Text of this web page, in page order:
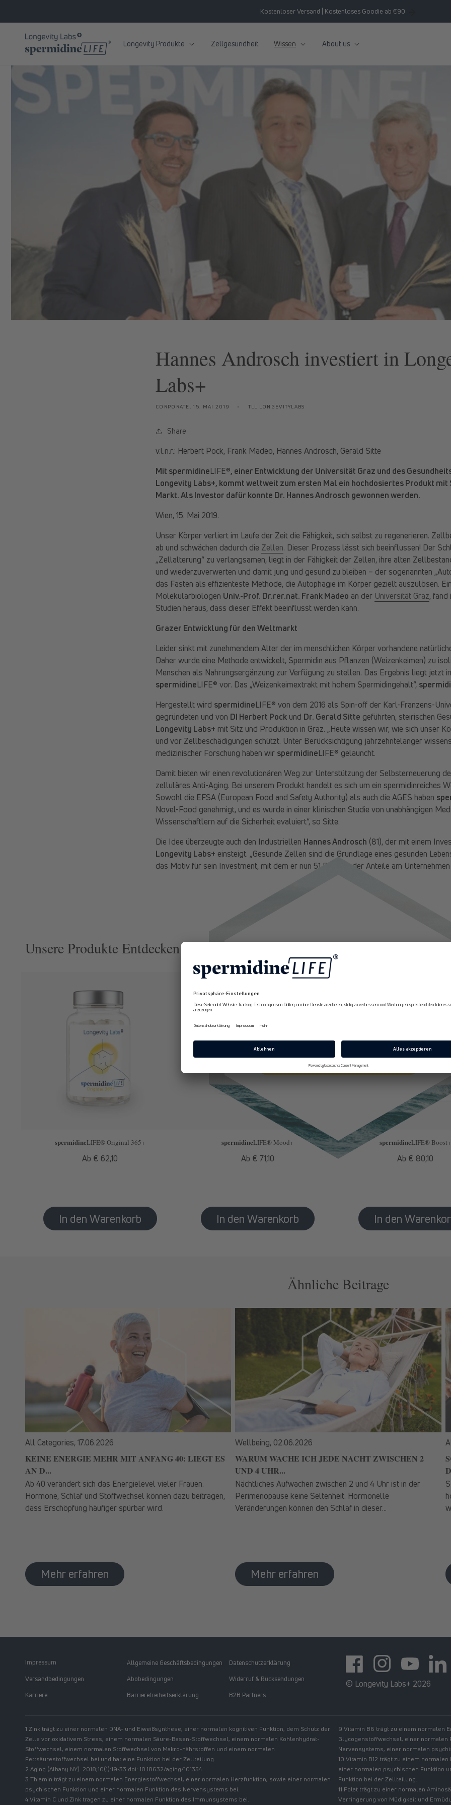
Inhalt
Kostenloser Versand | Kostenloses Goodie ab €90
Longevity Produkte Zellgesundheit Wissen About us
Hannes Androsch investiert in
Labs+
CORPORATE, 15. MAI 2019 TLL LONGEVITYLABS
Share
v.l.n.r.: Herbert Pock, Frank Madeo, Hannes Androsch, Gerald Sitte
Mit spermidineLIFE®, einer Entwicklung der Universität Graz und des
Longevity Labs+, kommt weltweit zum ersten Mal ein hochdosiertes Produkt mit
Markt. Als Investor dafür konnte Dr. Hannes Androsch gewonnen werden.
Wien, 15. Mai 2019.
Unser Körper verliert im Laufe der Zeit die Fähigkeit, sich selbst zu regenerieren.
ab und schwächen dadurch die Zellen. Dieser Prozess lässt sich beeinflussen! Der
„Zellalterung“ zu verlangsamen, liegt in der Fähigkeit der Zellen, ihre alten
und wiederzuverwerten und damit jung und gesund zu bleiben – der sogenannten
das Fasten als effizienteste Methode, die Autophagie im Körper gezielt auszulösen.
Molekularbiologen Univ.-Prof. Dr.rer.nat. Frank Madeo an der Universität Graz, fand
Studien heraus, dass dieser Effekt beeinflusst werden kann.
Grazer Entwicklung für den Weltmarkt
Leider sinkt mit zunehmendem Alter der im menschlichen Körper vorhandene
Daher wurde eine Methode entwickelt, Spermidin aus Pflanzen (Weizenkeimen) zu
Menschen als Nahrungsergänzung zur Verfügung zu stellen. Das Ergebnis liegt jetzt
spermidineLIFE® vor. Das „Weizenkeimextrakt mit hohem Spermidingehalt“,
Hergestellt wird spermidineLIFE® von dem 2016 als Spin-off der Karl-Franzens-
gegründeten und von DI Herbert Pock und Dr. Gerald Sitte geführten, steirischen
Longevity Labs+ mit Sitz und Produktion in Graz. „Heute wissen wir, wie sich unser
und vor Zellbeschädigungen schützt. Unter Berücksichtigung jahrzehntelanger
medizinischer Forschung haben wir spermidineLIFE® gelauncht.
Damit bieten wir einen revolutionären Weg zur Unterstützung der Selbsterneuerung
zelluläres Anti-Aging. Bei unserem Produkt handelt es sich um ein spermidinreiches
Sowohl die EFSA (European Food and Safety Authority) als auch die AGES haben
Novel-Food genehmigt, und es wurde in einer klinischen Studie von unabhängigen
Wissenschaftlern auf die Sicherheit evaluiert“, so Sitte.
Die Idee überzeugte auch den Industriellen Hannes Androsch (81), der mit einem
Longevity Labs+ einsteigt. „Gesunde Zellen sind die Grundlage eines gesunden
das Motiv für sein Investment, mit dem er nun 51 Prozent der Anteile am
Unsere Produkte Entdecken
spermidineLIFE® Original 365+
Normaler
Ab € 62,10
spermidineLIFE® Mood+
Normaler
Ab € 71,10
spermidineLIFE® Boost+
Normaler
Ab € 80,10
Ähnliche Beitrage
All Categories,17.06.2026
KEINE ENERGIE MEHR MIT ANFANG 40: LIEGT ES
AN D...
Ab 40 verändert sich das Energielevel vieler Frauen.
Hormone, Schlaf und Stoffwechsel können dazu beitragen,
dass Erschöpfung häufiger spürbar wird.
Mehr erfahren
Wellbeing, 02.06.2026
WARUM WACHE ICH JEDE NACHT ZWISCHEN 2
UND 4 UHR...
Nächtliches Aufwachen zwischen 2 und 4 Uhr ist in der
Perimenopause keine Seltenheit. Hormonelle
Veränderungen können den Schlaf in dieser...
Mehr erfahren
Impressum Allgemeine Geschäftsbedingungen
Datenschutzerklärung
Versandbedingungen
Abobedingungen
Widerruf & Rücksendungen
Karriere
Barrierefreiheitserklärung B2B Partners
FacebookInstagramYouTube
© Longevity Labs+ 2026
1 Zink trägt zu einer normalen DNA- und Eiweißsynthese, einer normalen kognitiven Funktion, dem Schutz der
Zelle vor oxidativem Stress, einem normalen Säure-Basen-Stoffwechsel, einem normalen Kohlenhydrat-
Stoffwechsel, einem normalen Stoffwechsel von Makro-nährstoffen und einem normalen
Fettsäurestoffwechsel bei und hat eine Funktion bei der Zellteilung.
2 Aging (Albany NY). 2018;10(1):19-33 doi: 10.18632/aging/101354.
3 Thiamin trägt zu einem normalen Energiestoffwechsel, einer normalen Herzfunktion, sowie einer normalen
psychischen Funktion und einer normalen Funktion des Nervensystems bei.
4 Vitamin C und Zink tragen zu einer normalen Funktion des Immunsystems bei.
9 Vitamin B6 trägt zu einem normalen
Glycogenstoffwechsel, einer
Nervensystems, einer normalen
10 Vitamin B12 trägt zu einem
einer normalen psychischen Funktion
Funktion bei der Zellteilung.
11 Folat trägt zu einer normalen
Verringerung von Müdigkeit und
10% Rabatt
Erhalte ab sofort
Jetzt 10% Rabatt sichern